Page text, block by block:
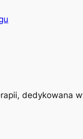
dedykowana